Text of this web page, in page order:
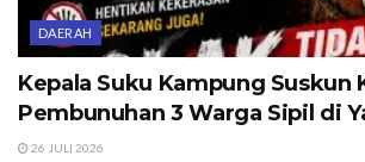
DAERAH
Kepala Suku Kampung Suskun
Pembunuhan 3 Warga Sipil di
26 JULI 2026